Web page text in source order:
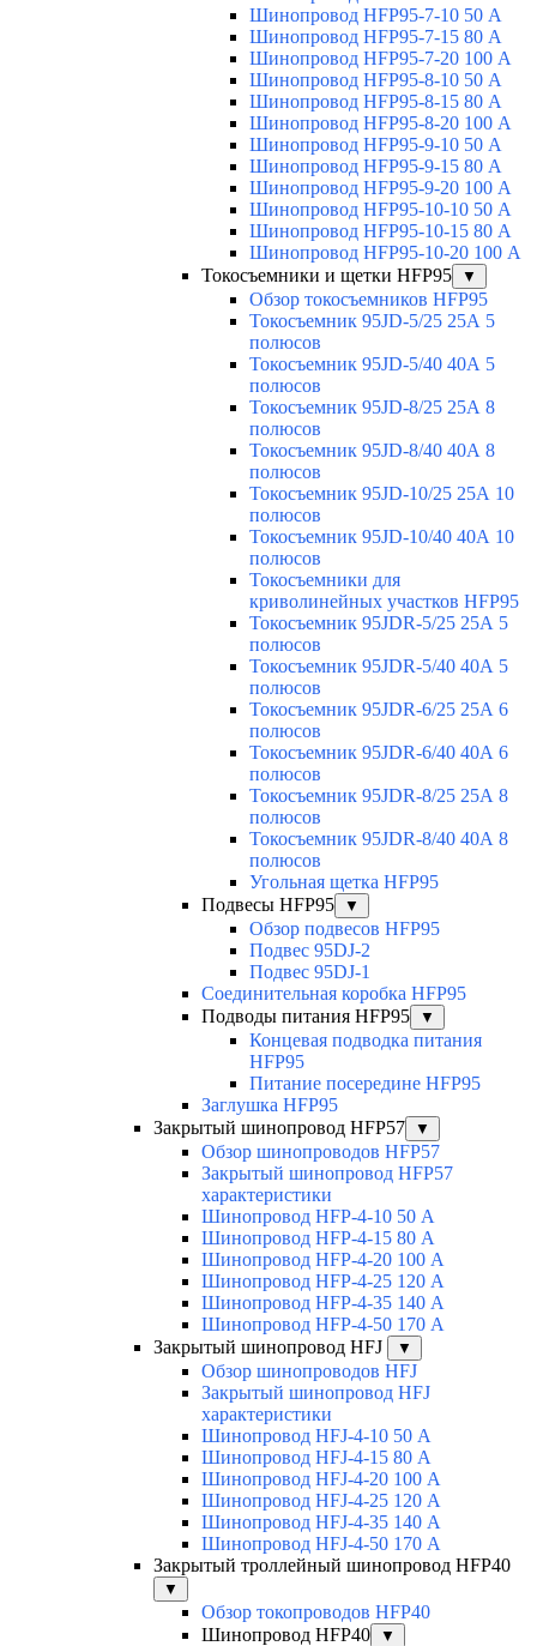
Шинопровод HFP95-7-10 50 А
Шинопровод HFP95-7-15 80 А
Шинопровод HFP95-7-20 100 А
Шинопровод HFP95-8-10 50 А
Шинопровод HFP95-8-15 80 А
Шинопровод HFP95-8-20 100 А
Шинопровод HFP95-9-10 50 А
Шинопровод HFP95-9-15 80 А
Шинопровод HFP95-9-20 100 А
Шинопровод HFP95-10-10 50 А
Шинопровод HFP95-10-15 80 А
Шинопровод HFP95-10-20 100 А
Токосъемники и щетки HFP95
▼
Обзор токосъемников HFP95
Токосъемник 95JD-5/25 25А 5
полюсов
Токосъемник 95JD-5/40 40А 5
полюсов
Токосъемник 95JD-8/25 25А 8
полюсов
Токосъемник 95JD-8/40 40А 8
полюсов
Токосъемник 95JD-10/25 25А 10
полюсов
Токосъемник 95JD-10/40 40А 10
полюсов
Токосъемники для
криволинейных участков HFP95
Токосъемник 95JDR-5/25 25А 5
полюсов
Токосъемник 95JDR-5/40 40А 5
полюсов
Токосъемник 95JDR-6/25 25А 6
полюсов
Токосъемник 95JDR-6/40 40А 6
полюсов
Токосъемник 95JDR-8/25 25А 8
полюсов
Токосъемник 95JDR-8/40 40А 8
полюсов
Угольная щетка HFP95
Подвесы HFP95
▼
Обзор подвесов HFP95
Подвес 95DJ-2
Подвес 95DJ-1
Соединительная коробка HFP95
Подводы питания HFP95
▼
Концевая подводка питания
HFP95
Питание посередине HFP95
Заглушка HFP95
Закрытый шинопровод HFP57
▼
Обзор шинопроводов HFP57
Закрытый шинопровод HFP57
характеристики
Шинопровод HFP-4-10 50 А
Шинопровод HFP-4-15 80 А
Шинопровод HFP-4-20 100 А
Шинопровод HFP-4-25 120 А
Шинопровод HFP-4-35 140 А
Шинопровод HFP-4-50 170 А
Закрытый шинопровод HFJ
▼
Обзор шинопроводов HFJ
Закрытый шинопровод HFJ
характеристики
Шинопровод HFJ-4-10 50 А
Шинопровод HFJ-4-15 80 А
Шинопровод HFJ-4-20 100 А
Шинопровод HFJ-4-25 120 А
Шинопровод HFJ-4-35 140 А
Шинопровод HFJ-4-50 170 А
Закрытый троллейный шинопровод HFP40
▼
Обзор токопроводов HFP40
Шинопровод HFP40
▼